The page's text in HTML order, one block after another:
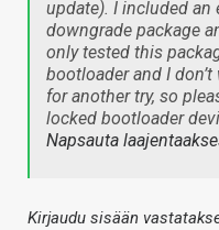
update). I included an
downgrade package
only tested this
bootloader and I
for another try, so
locked bootloader
Napsauta
Kirjaudu sisään